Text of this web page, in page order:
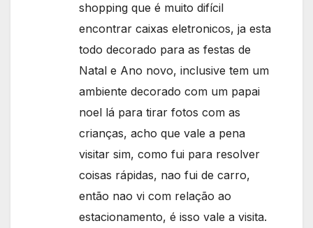
shopping que é muito difícil
encontrar caixas eletronicos, ja esta
todo decorado para as festas de
Natal e Ano novo, inclusive tem um
ambiente decorado com um papai
noel lá para tirar fotos com as
crianças, acho que vale a pena
visitar sim, como fui para resolver
coisas rápidas, nao fui de carro,
então nao vi com relação ao
estacionamento, é isso vale a visita.